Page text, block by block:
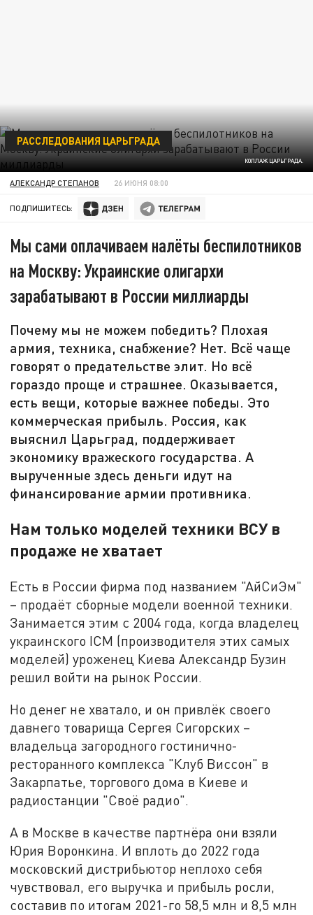
КОЛЛАЖ ЦАРЬГРАДА.
РАССЛЕДОВАНИЯ ЦАРЬГРАДА
АЛЕКСАНДР СТЕПАНОВ 26 ИЮНЯ 08:00
ПОДПИШИТЕСЬ:
Мы сами оплачиваем налёты беспилотников
на Москву: Украинские олигархи
зарабатывают в России миллиарды
Почему мы не можем победить? Плохая
армия, техника, снабжение? Нет. Всё чаще
говорят о предательстве элит. Но всё
гораздо проще и страшнее. Оказывается,
есть вещи, которые важнее победы. Это
коммерческая прибыль. Россия, как
выяснил Царьград, поддерживает
экономику вражеского государства. А
вырученные здесь деньги идут на
финансирование армии противника.
Нам только моделей техники ВСУ в
продаже не хватает
Есть в России фирма под названием "АйСиЭм"
– продаёт сборные модели военной техники.
Занимается этим с 2004 года, когда владелец
украинского ICM (производителя этих самых
моделей) уроженец Киева Александр Бузин
решил войти на рынок России.
Но денег не хватало, и он привлёк своего
давнего товарища Сергея Сигорских –
владельца загородного гостинично-
ресторанного комплекса "Клуб Виссон" в
Закарпатье, торгового дома в Киеве и
радиостанции "Своё радио".
А в Москве в качестве партнёра они взяли
Юрия Воронкина. И вплоть до 2022 года
московский дистрибьютор неплохо себя
чувствовал, его выручка и прибыль росли,
составив по итогам 2021-го 58,5 млн и 8,5 млн